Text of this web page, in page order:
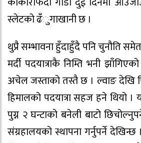
स्लेटको ढँुगाखानी छ ।
थुप्रै सम्भावना हुँदाहुँदै पनि चुनौति
मर्दी पदयात्राकै निम्ति भनी
अचेल जस्ताको तस्तै छ । ल्वाङ देखि
हिमालको पदयात्रा सहज हने थियो ।
पुग्न २ घन्टाको बनेली बाटो
संग्रहालयको स्थापना गर्नुपर्ने